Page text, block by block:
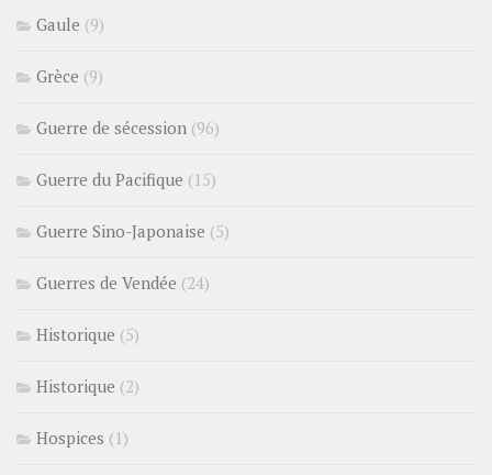
Gaule (9)
Grèce (9)
Guerre de sécession (96)
Guerre du Pacifique (15)
Guerre Sino-Japonaise (5)
Guerres de Vendée (24)
Historique (5)
Historique (2)
Hospices (1)